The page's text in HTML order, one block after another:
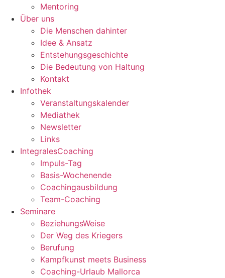
Mentoring
Über uns
Die Menschen dahinter
Idee & Ansatz
Entstehungsgeschichte
Die Bedeutung von Haltung
Kontakt
Infothek
Veranstaltungskalender
Mediathek
Newsletter
Links
IntegralesCoaching
Impuls-Tag
Basis-Wochenende
Coachingausbildung
Team-Coaching
Seminare
BeziehungsWeise
Der Weg des Kriegers
Berufung
Kampfkunst meets Business
Coaching-Urlaub Mallorca